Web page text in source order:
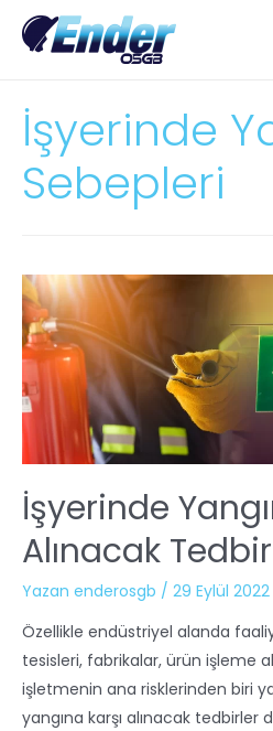
İşyerinde
Sebepleri
İşyerinde
Alınacak
Yazan enderosgb / 29 Eylül 2022
Özellikle endüstriyel alanda
tesisleri, fabrikalar, ürün işleme
işletmenin ana risklerinden biri
yangına karşı alınacak tedbirler